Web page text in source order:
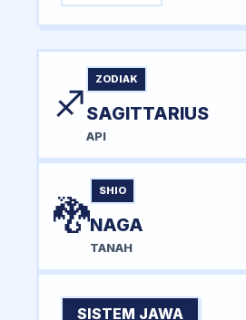
♐
ZODIAK
SAGITTARIUS
API
🐉
SHIO
NAGA
TANAH
SISTEM JAWA